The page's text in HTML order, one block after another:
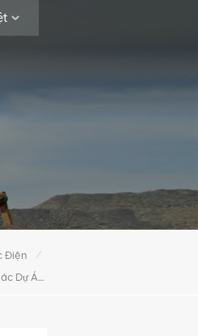
Điện
/
Máy Xúc Lật Điện Nhỏ Gọn 0,4 Tấn Cho Các Dự Án Xây Dựng Nhỏ